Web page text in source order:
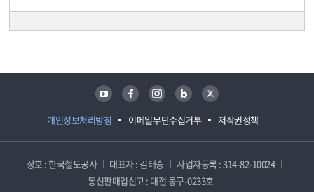
개인정보처리방침 이메일무단수집거부 저작권정책
유튜브 페이스북 인스타그램 블로그 트위터
상호 : 한국철도공사 대표자 : 김태승
사업자등록 : 314-82-10024
통신판매업신고 : 대전 동구-0233호